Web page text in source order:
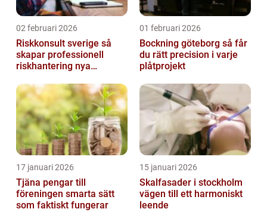
02 februari 2026
Riskkonsult sverige så
skapar professionell
riskhantering nya
01 februari 2026
Bockning göteborg så får
du rätt precision i varje
plåtprojekt
17 januari 2026
Tjäna pengar till
föreningen smarta sätt
som faktiskt fungerar
15 januari 2026
Skalfasader i stockholm
vägen till ett harmoniskt
leende